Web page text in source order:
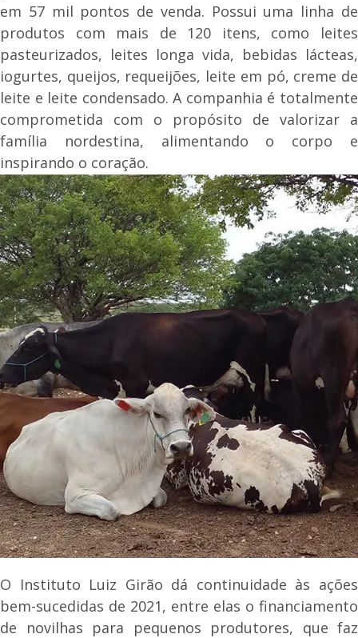
em 57 mil pontos de venda. Possui uma linha de
produtos com mais de 120 itens, como leites
pasteurizados, leites longa vida, bebidas lácteas,
iogurtes, queijos, requeijões, leite em pó, creme de
leite e leite condensado. A companhia é totalmente
comprometida com o propósito de valorizar a
família nordestina, alimentando o corpo e
inspirando o coração.
O Instituto Luiz Girão dá continuidade às ações
bem-sucedidas de 2021, entre elas o financiamento
de novilhas para pequenos produtores, que faz